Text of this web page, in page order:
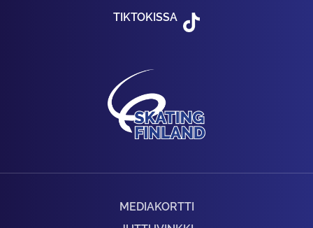
TIKTOKISSA
MEDIAKORTTI